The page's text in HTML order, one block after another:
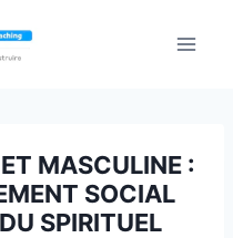
MASCULINE :
SOCIAL
SPIRITUEL